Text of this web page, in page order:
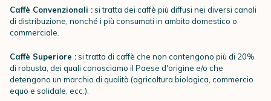
Caffè Convenzionali : si tratta dei caffè più diffusi nei diversi canali
di distribuzione, nonché i più consumati in ambito domestico o
commerciale.
Caffè Superiore : si tratta di caffè che non contengono più di 20%
di robusta, dei quali conosciamo il Paese d'origine e/o che
detengono un marchio di qualità (agricoltura biologica, commercio
equo e solidale, ecc.).